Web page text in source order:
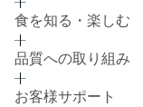
食を知る・楽しむ
品質への取り組み
お客様サポート